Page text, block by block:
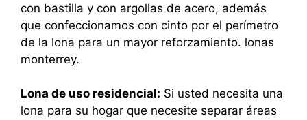
con bastilla y con argollas de acero, además
que confeccionamos con cinto por el perímetro
de la lona para un mayor reforzamiento. lonas
monterrey.
Lona de uso residencial: Si usted necesita una
lona para su hogar que necesite separar áreas